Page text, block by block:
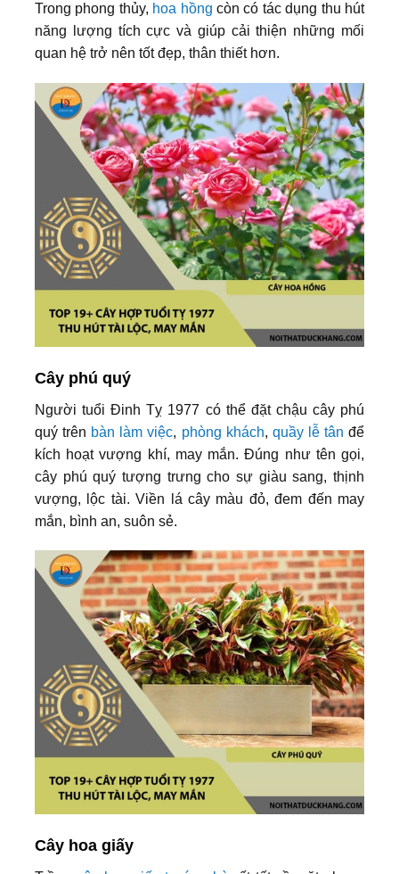
Trong phong thủy, hoa hồng còn có tác dụng thu hút
năng lượng tích cực và giúp cải thiện những mối
quan hệ trở nên tốt đẹp, thân thiết hơn.
Cây phú quý
Người tuổi Đinh Tỵ 1977 có thể đặt chậu cây phú
quý trên bàn làm việc, phòng khách, quầy lễ tân để
kích hoạt vượng khí, may mắn. Đúng như tên gọi,
cây phú quý tượng trưng cho sự giàu sang, thịnh
vượng, lộc tài. Viền lá cây màu đỏ, đem đến may
mắn, bình an, suôn sẻ.
Cây hoa giấy